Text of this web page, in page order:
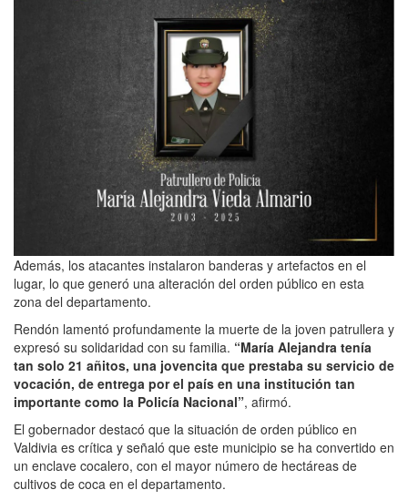
Además, los atacantes instalaron banderas y artefactos en el
lugar, lo que generó una alteración del orden público en esta
zona del departamento.
Rendón lamentó profundamente la muerte de la joven patrullera y
expresó su solidaridad con su familia. “María Alejandra tenía
tan solo 21 añitos, una jovencita que prestaba su servicio de
vocación, de entrega por el país en una institución tan
importante como la Policía Nacional”, afirmó.
El gobernador destacó que la situación de orden público en
Valdivia es crítica y señaló que este municipio se ha convertido en
un enclave cocalero, con el mayor número de hectáreas de
cultivos de coca en el departamento.